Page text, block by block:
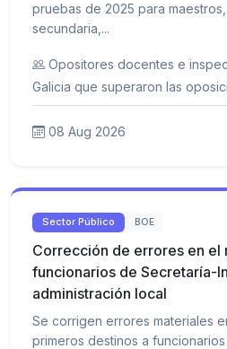
pruebas de 2025 para
secundaria,...
Opositores docentes e
Galicia que superaron las
08 Aug 2026
Sector Público BOE
Corrección de errores en el
funcionarios de Secretaría-
administración local
Se corrigen errores materiales
primeros destinos a